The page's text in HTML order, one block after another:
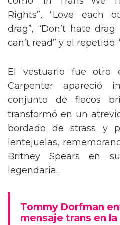
Rights”, “Love each
drag”, “Don’t hate
can’t read” y el repetido
El vestuario fue otro
Carpenter apareció
conjunto de flecos
transformó en un
bordado de strass y
lentejuelas,
Britney Spears en
legendaria.
Tommy Dorfman
mensaje trans en